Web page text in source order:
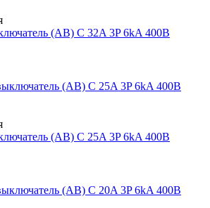
(АВ) C 32A 3P 6kA 400В
(АВ) C 25A 3P 6kA 400В